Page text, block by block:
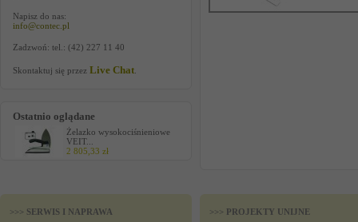
Napisz do nas:
info@contec.pl
Zadzwoń: tel.: (42) 227 11 40
Skontaktuj się przez Live Chat
Ostatnio oglądane
Żelazko wysokociśnieniowe
VEIT...
2 805,33 zł
>>> SERWIS I NAPRAWA
>>> PROJEKTY UNIJNE